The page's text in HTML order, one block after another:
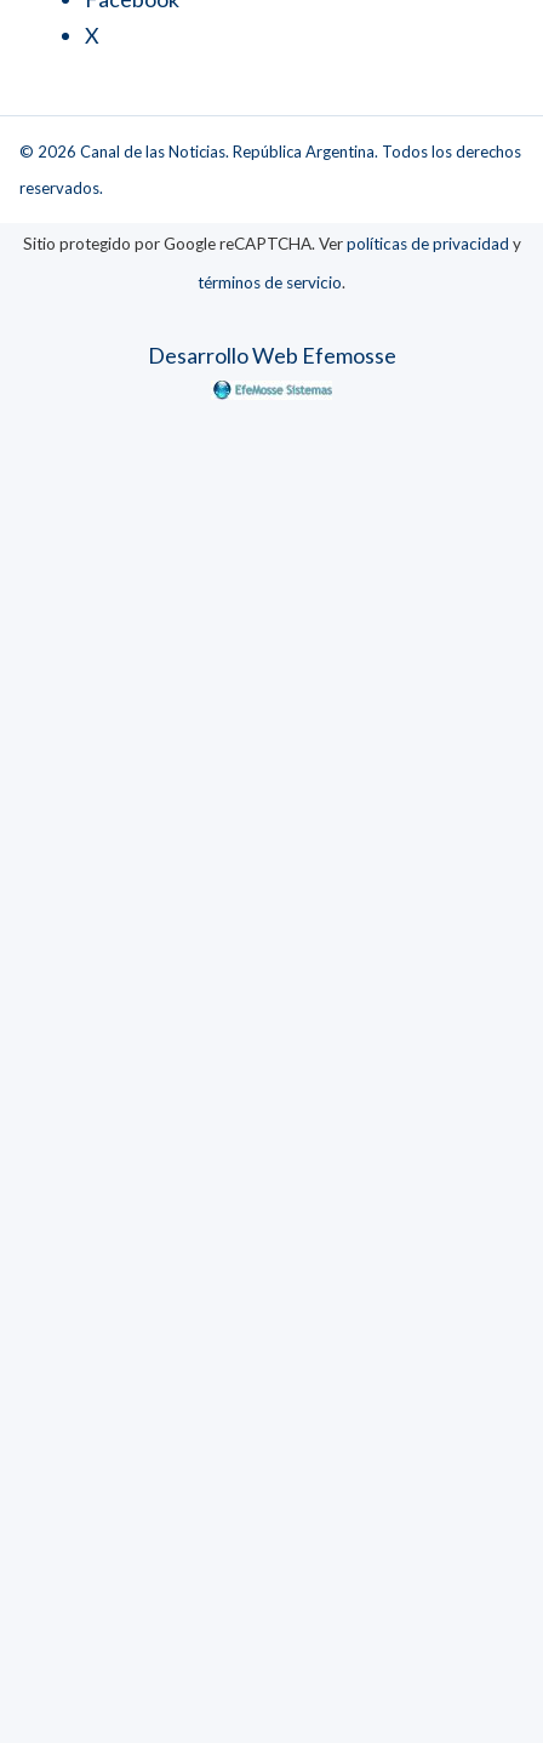
X
© 2026 Canal de las Noticias. República Argentina. Todos los derechos
reservados.
Sitio protegido por Google reCAPTCHA. Verpolíticas de privacidad y
términos de servicio.
Desarrollo Web Efemosse